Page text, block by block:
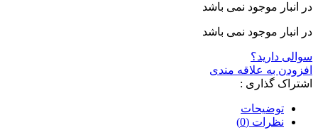
در انبار موجود نمی باشد
در انبار موجود نمی باشد
سوالی دارید؟
افزودن به علاقه مندی
اشتراک گذاری :
توضیحات
نظرات (0)